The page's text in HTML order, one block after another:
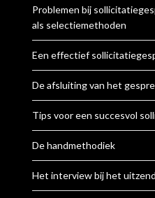
Problemen bij
als selectiemethoden
Een effectief
De afsluiting van het
Tips voor een succesvol
De handmethodiek
Het interview bij het